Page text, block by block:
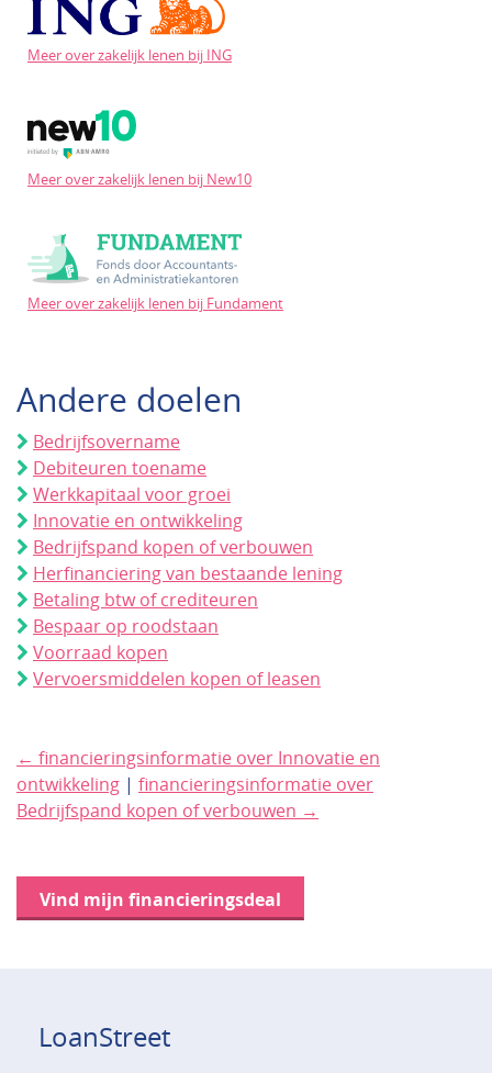
Meer over zakelijk lenen bij ING
Meer over zakelijk lenen bij New10
Meer over zakelijk lenen bij Fundament
Andere doelen
Bedrijfsovername
Debiteuren toename
Werkkapitaal voor groei
Innovatie en ontwikkeling
Bedrijfspand kopen of verbouwen
Herfinanciering van bestaande lening
Betaling btw of crediteuren
Bespaar op roodstaan
Voorraad kopen
Vervoersmiddelen kopen of leasen
← financieringsinformatie over Innovatie en
ontwikkeling | financieringsinformatie over
Bedrijfspand kopen of verbouwen →
Vind mijn financieringsdeal
LoanStreet